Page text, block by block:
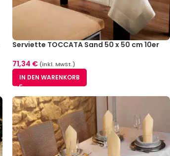
Serviette TOCCATA Sand 50 x 50 cm 10er
71,34 € (inkl. MwSt.)
IN DEN WARENKORB